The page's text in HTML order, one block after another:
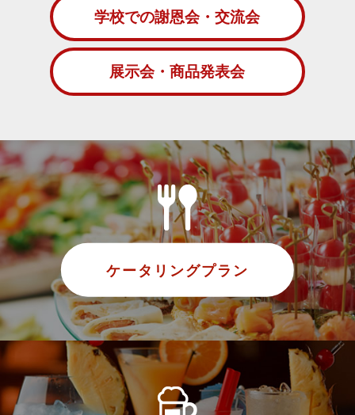
学校での謝恩会・交流会
展示会・商品発表会
ケータリングプラン